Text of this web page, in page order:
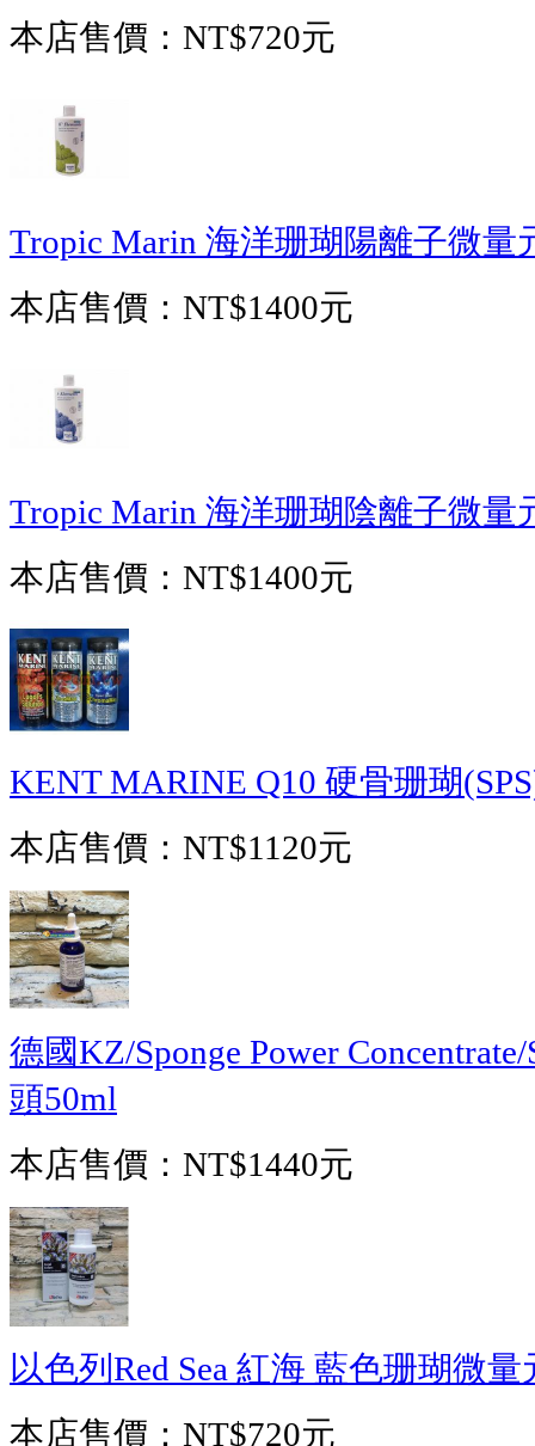
本店售價： NT$720元
Tropic Marin 海洋珊瑚陽離子微量
本店售價： NT$1400元
Tropic Marin 海洋珊瑚陰離子微量
本店售價： NT$1400元
KENT MARINE Q10 硬骨珊瑚
本店售價： NT$1120元
德國KZ/Sponge Power
頭50ml
本店售價： NT$1440元
以色列Red Sea 紅海 藍色珊瑚微
本店售價： NT$720元